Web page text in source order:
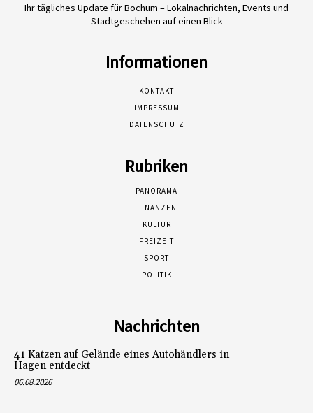
Ihr tägliches Update für Bochum – Lokalnachrichten, Events und
Stadtgeschehen auf einen Blick
Informationen
KONTAKT
IMPRESSUM
DATENSCHUTZ
Rubriken
PANORAMA
FINANZEN
KULTUR
FREIZEIT
SPORT
POLITIK
Nachrichten
41 Katzen auf Gelände eines Autohändlers in
Hagen entdeckt
06.08.2026